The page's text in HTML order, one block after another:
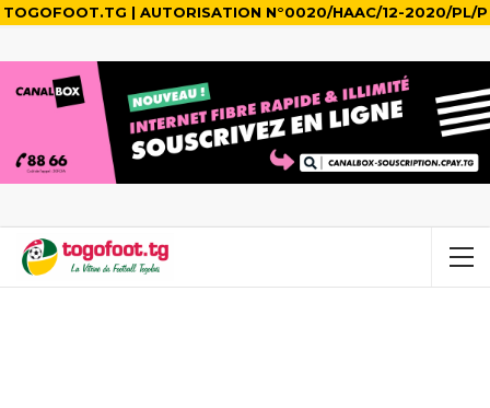
TOGOFOOT.TG | AUTORISATION N°0020/HAAC/12-2020/PL/P